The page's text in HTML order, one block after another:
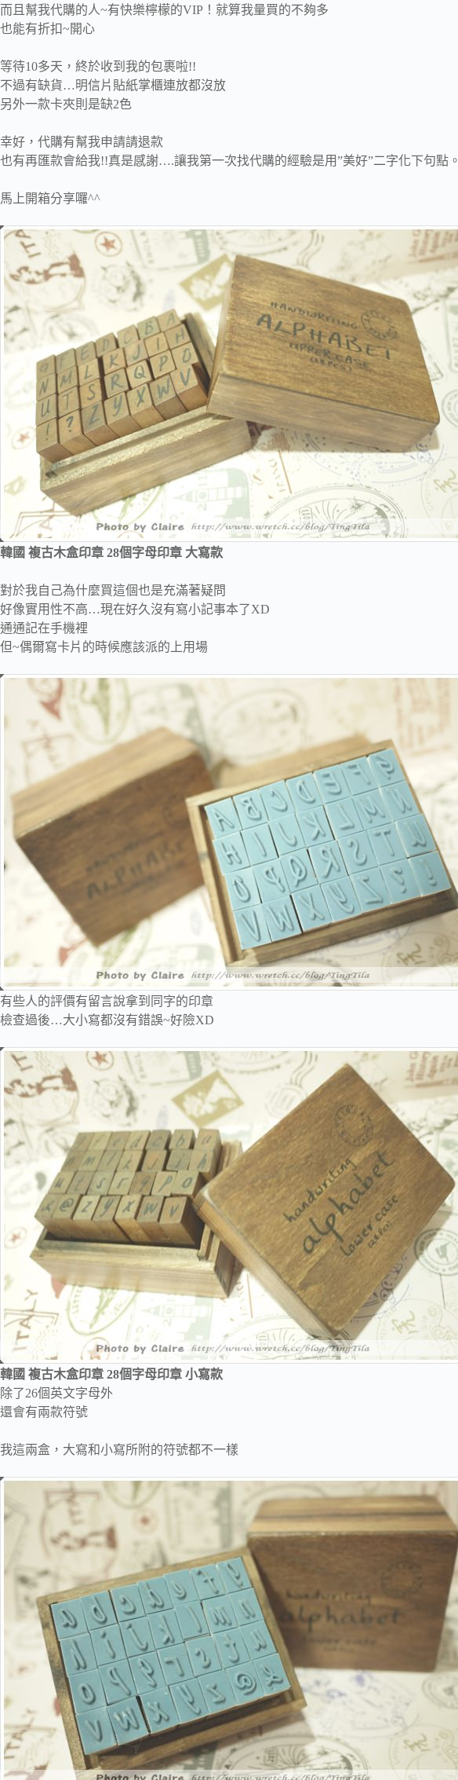
而且幫我代購的人~有快樂檸檬的VIP！就算我量買的不夠多
也能有折扣~開心
等待10多天，終於收到我的包裹啦!!
不過有缺貨…明信片貼紙掌櫃連放都沒放
另外一款卡夾則是缺2色
幸好，代購有幫我申請請退款
也有再匯款會給我!!真是感謝….讓我第一次找代購的經驗是用”美好”二字化下句點。
馬上開箱分享囉^^
韓國 複古木盒印章 28個字母印章 大寫款
對於我自己為什麼買這個也是充滿著疑問
好像實用性不高…現在好久沒有寫小記事本了XD
通通記在手機裡
但~偶爾寫卡片的時候應該派的上用場
有些人的評價有留言說拿到同字的印章
檢查過後…大小寫都沒有錯誤~好險XD
韓國 複古木盒印章 28個字母印章 小寫款
除了26個英文字母外
還會有兩款符號
我這兩盒，大寫和小寫所附的符號都不一樣